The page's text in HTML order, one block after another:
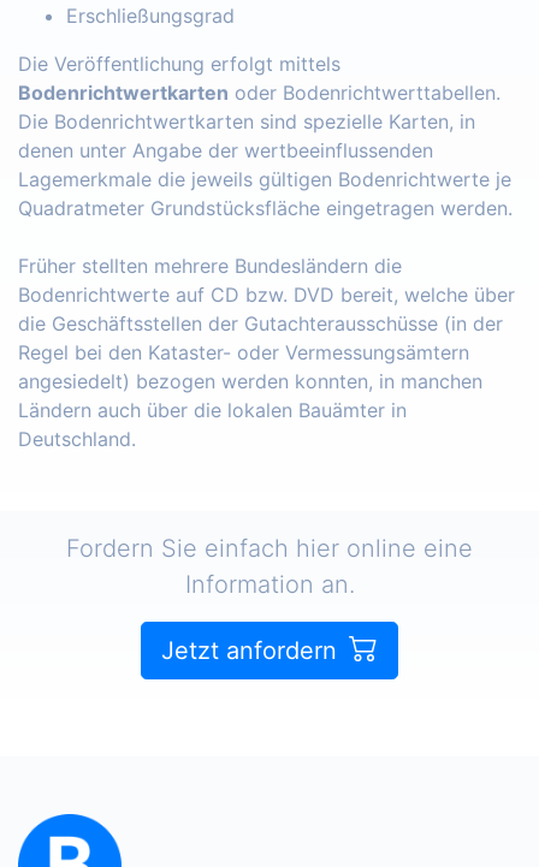
Erschließungsgrad
Die Veröffentlichung erfolgt mittels
Bodenrichtwertkarten oder Bodenrichtwerttabellen.
Die Bodenrichtwertkarten sind spezielle Karten, in
denen unter Angabe der wertbeeinflussenden
Lagemerkmale die jeweils gültigen Bodenrichtwerte je
Quadratmeter Grundstücksfläche eingetragen werden.
Früher stellten mehrere Bundesländern die
Bodenrichtwerte auf CD bzw. DVD bereit, welche über
die Geschäftsstellen der Gutachterausschüsse (in der
Regel bei den Kataster- oder Vermessungsämtern
angesiedelt) bezogen werden konnten, in manchen
Ländern auch über die lokalen Bauämter in
Deutschland.
Fordern Sie einfach hier online eine
Information an.
Jetzt anfordern